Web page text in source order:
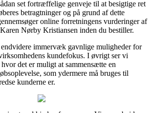
set fortræffelige genveje til at besigtige ret
betragtninger og på grund af dette
online forretningens vurderinger af
Nørby Kristiansen inden du bestiller.
immervæk gavnlige muligheder for
kundefokus. I øvrigt ser vi
det er muligt at sammensætte en
som ydermere må bruges til
kunderne er.